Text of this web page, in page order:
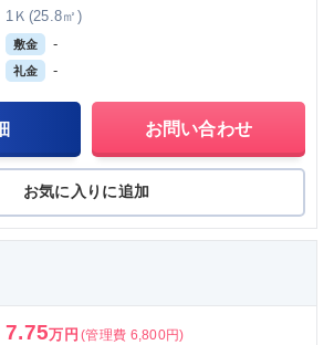
1Ｋ(25.8㎡)
敷金 -
礼金 -
お問い合わせ
お気に入りに追加
7.75万円 (管理費 6,800円)